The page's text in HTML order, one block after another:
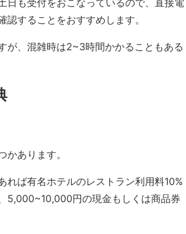
日も受付をおこなっているので、直接電
することをおすすめします。
が、混雑時は2~3時間かかることもある
あります。
れば有名ホテルのレストラン利用料10%
5,000~10,000円の現金もしくは商品券